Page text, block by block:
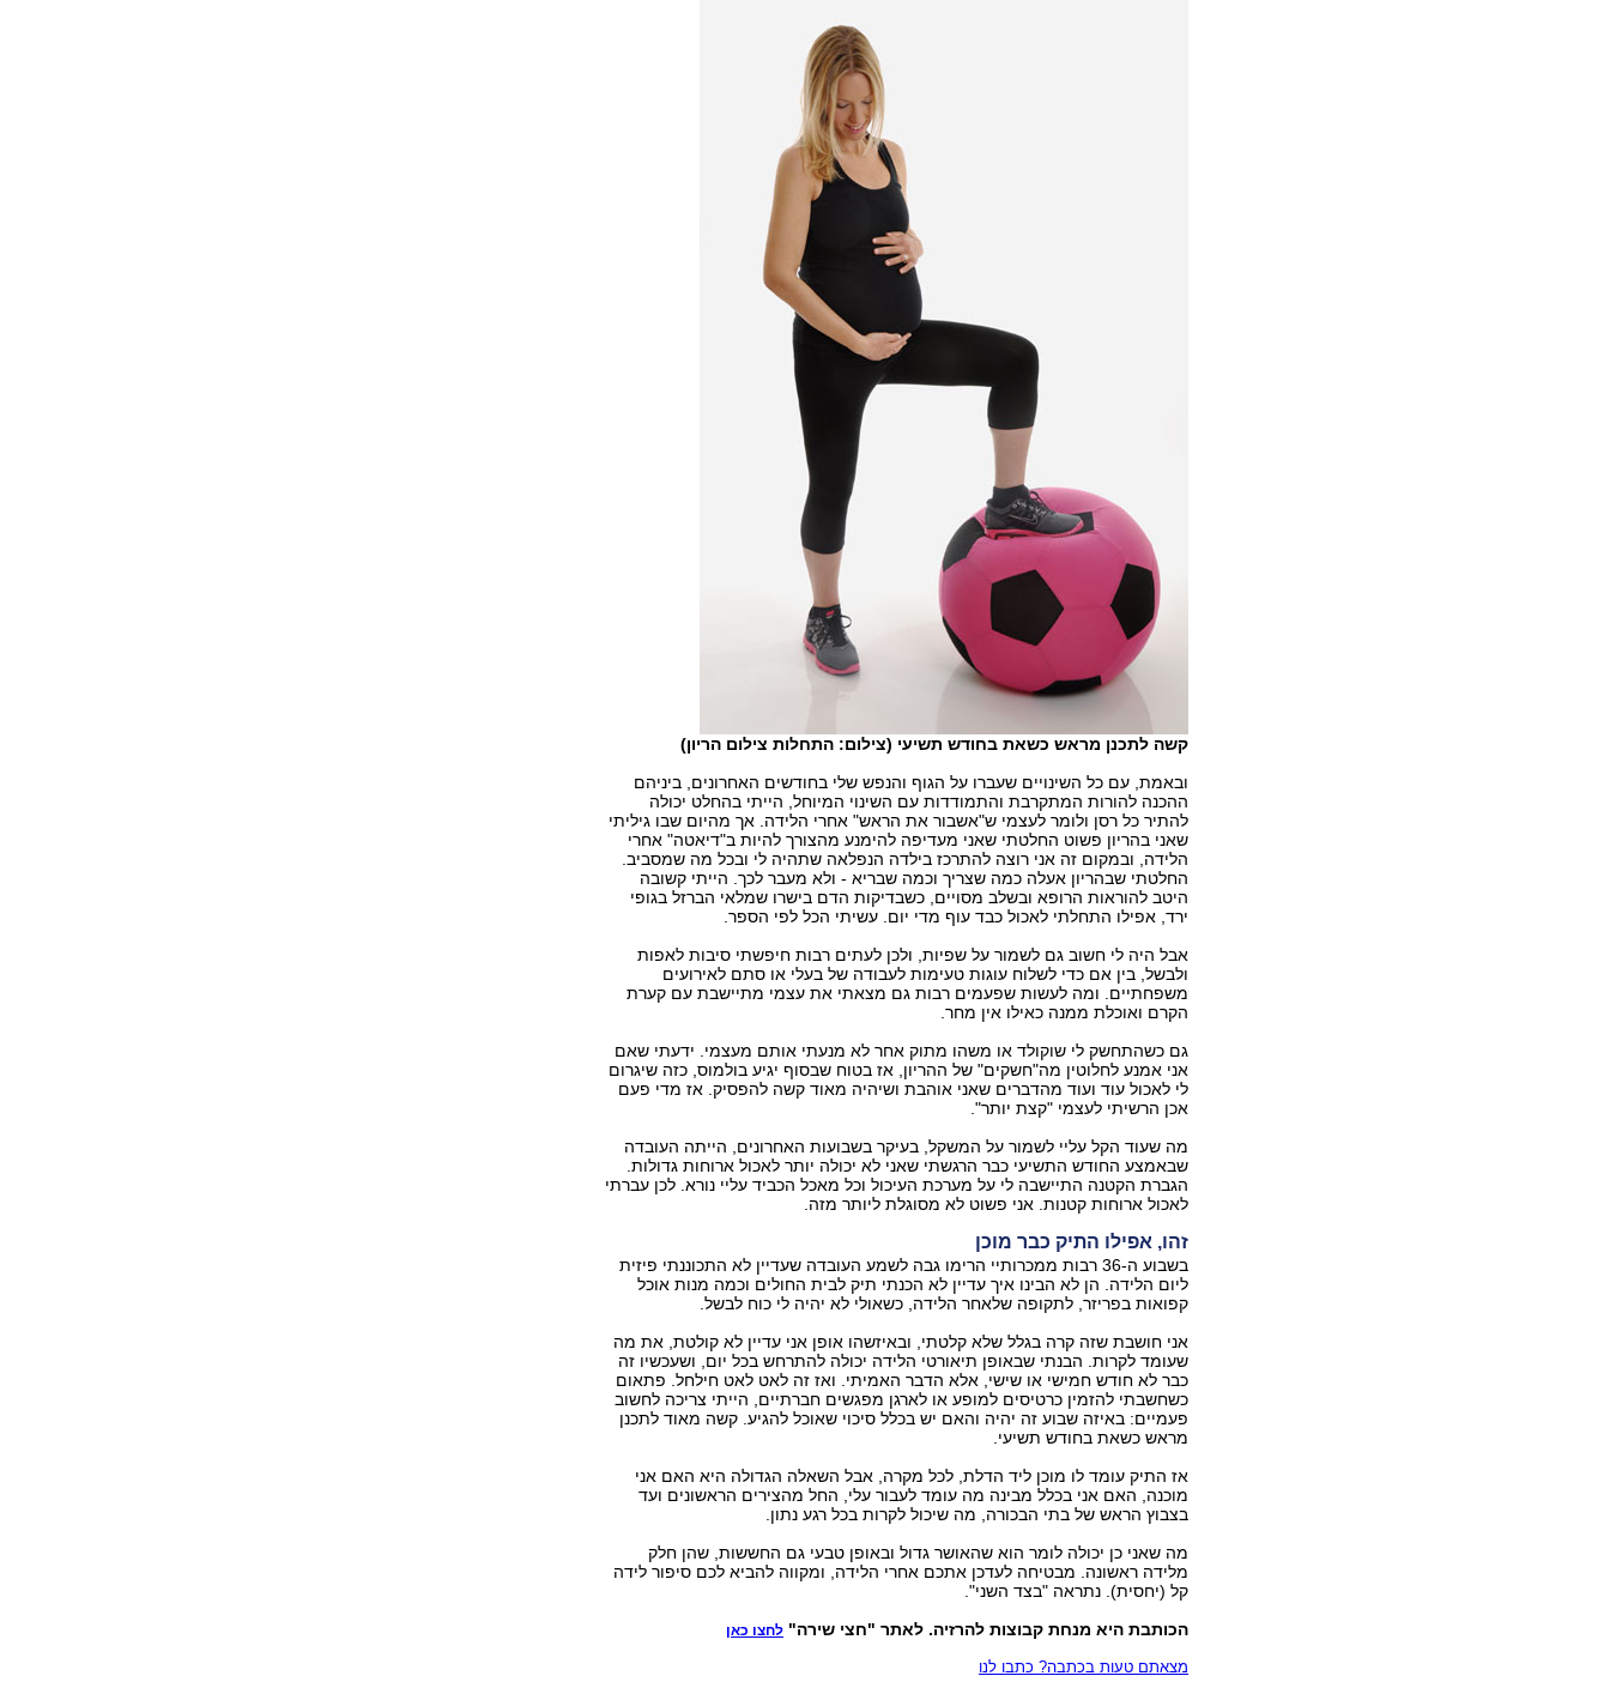
קשה לתכנן מראש כשאת בחודש תשיעי (צילום: התחלות צילום הריון)
ובאמת, עם כל השינויים שעברו על הגוף והנפש שלי בחודשים האחרונים, ביניהם
ההכנה להורות המתקרבת והתמודדות עם השינוי המיוחל, הייתי בהחלט יכולה
להתיר כל רסן ולומר לעצמי ש"אשבור את הראש" אחרי הלידה. אך מהיום שבו גיליתי
שאני בהריון פשוט החלטתי שאני מעדיפה להימנע מהצורך להיות ב"דיאטה" אחרי
הלידה, ובמקום זה אני רוצה להתרכז בילדה הנפלאה שתהיה לי ובכל מה שמסביב.
החלטתי שבהריון אעלה כמה שצריך וכמה שבריא - ולא מעבר לכך. הייתי קשובה
היטב להוראות הרופא ובשלב מסויים, כשבדיקות הדם בישרו שמלאי הברזל בגופי
ירד, אפילו התחלתי לאכול כבד עוף מדי יום. עשיתי הכל לפי הספר.
אבל היה לי חשוב גם לשמור על שפיות, ולכן לעתים רבות חיפשתי סיבות לאפות
ולבשל, בין אם כדי לשלוח עוגות טעימות לעבודה של בעלי או סתם לאירועים
משפחתיים. ומה לעשות שפעמים רבות גם מצאתי את עצמי מתיישבת עם קערת
הקרם ואוכלת ממנה כאילו אין מחר.
גם כשהתחשק לי שוקולד או משהו מתוק אחר לא מנעתי אותם מעצמי. ידעתי שאם
אני אמנע לחלוטין מה"חשקים" של ההריון, אז בטוח שבסוף יגיע בולמוס, כזה שיגרום
לי לאכול עוד ועוד מהדברים שאני אוהבת ושיהיה מאוד קשה להפסיק. אז מדי פעם
אכן הרשיתי לעצמי "קצת יותר".
מה שעוד הקל עליי לשמור על המשקל, בעיקר בשבועות האחרונים, הייתה העובדה
שבאמצע החודש התשיעי כבר הרגשתי שאני לא יכולה יותר לאכול ארוחות גדולות.
הגברת הקטנה התיישבה לי על מערכת העיכול וכל מאכל הכביד עליי נורא. לכן עברתי
לאכול ארוחות קטנות. אני פשוט לא מסוגלת ליותר מזה.
זהו, אפילו התיק כבר מוכן
בשבוע ה-36 רבות ממכרותיי הרימו גבה לשמע העובדה שעדיין לא התכוננתי פיזית
ליום הלידה. הן לא הבינו איך עדיין לא הכנתי תיק לבית החולים וכמה מנות אוכל
קפואות בפריזר, לתקופה שלאחר הלידה, כשאולי לא יהיה לי כוח לבשל.
אני חושבת שזה קרה בגלל שלא קלטתי, ובאיזשהו אופן אני עדיין לא קולטת, את מה
שעומד לקרות. הבנתי שבאופן תיאורטי הלידה יכולה להתרחש בכל יום, ושעכשיו זה
כבר לא חודש חמישי או שישי, אלא הדבר האמיתי. ואז זה לאט לאט חילחל. פתאום
כשחשבתי להזמין כרטיסים למופע או לארגן מפגשים חברתיים, הייתי צריכה לחשוב
פעמיים: באיזה שבוע זה יהיה והאם יש בכלל סיכוי שאוכל להגיע. קשה מאוד לתכנן
מראש כשאת בחודש תשיעי.
אז התיק עומד לו מוכן ליד הדלת, לכל מקרה, אבל השאלה הגדולה היא האם אני
מוכנה, האם אני בכלל מבינה מה עומד לעבור עלי, החל מהצירים הראשונים ועד
בצבוץ הראש של בתי הבכורה, מה שיכול לקרות בכל רגע נתון.
מה שאני כן יכולה לומר הוא שהאושר גדול ובאופן טבעי גם החששות, שהן חלק
מלידה ראשונה. מבטיחה לעדכן אתכם אחרי הלידה, ומקווה להביא לכם סיפור לידה
קל (יחסית). נתראה "בצד השני".
הכותבת היא מנחת קבוצות להרזיה. לאתר "חצי שירה" לחצו כאן
מצאתם טעות בכתבה? כתבו לנו